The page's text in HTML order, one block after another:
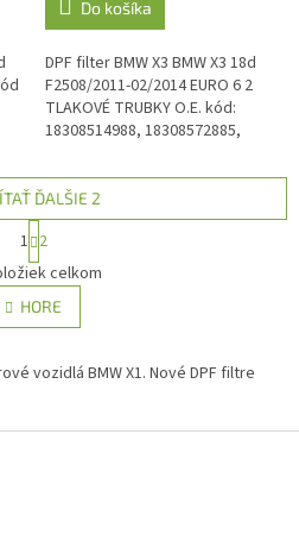
Do košíka
DPF filter BMW X3 BMW X3 18d
F2508/2011-02/2014 EURO 6 2
TLAKOVÉ TRUBKY O.E. kód:
18308514988, 18308572885,
Emisná norma: Euro 5, Euro 6
O
v
l
á
a
ĎALŠIE 2
t
r
á
n
k
v
i
1 2
celkom
HORE
vozidlá BMW X1. Nové DPF filtre